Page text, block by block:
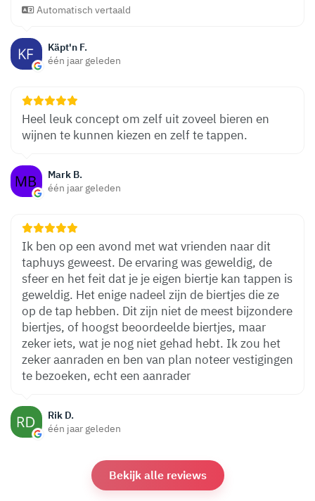
Käpt'n F.
één jaar geleden
Automatisch vertaald
Mark B.
één jaar geleden
Heel leuk concept om zelf uit zoveel bieren en
wijnen te kunnen kiezen en zelf te tappen.
Rik D.
één jaar geleden
Ik ben op een avond met wat vrienden naar dit
taphuys geweest. De ervaring was geweldig, de
sfeer en het feit dat je je eigen biertje kan tappen is
geweldig. Het enige nadeel zijn de biertjes die ze
op de tap hebben. Dit zijn niet de meest bijzondere
biertjes, of hoogst beoordeelde biertjes, maar
zeker iets, wat je nog niet gehad hebt. Ik zou het
zeker aanraden en ben van plan noteer vestigingen
te bezoeken, echt een aanrader
Bekijk alle reviews